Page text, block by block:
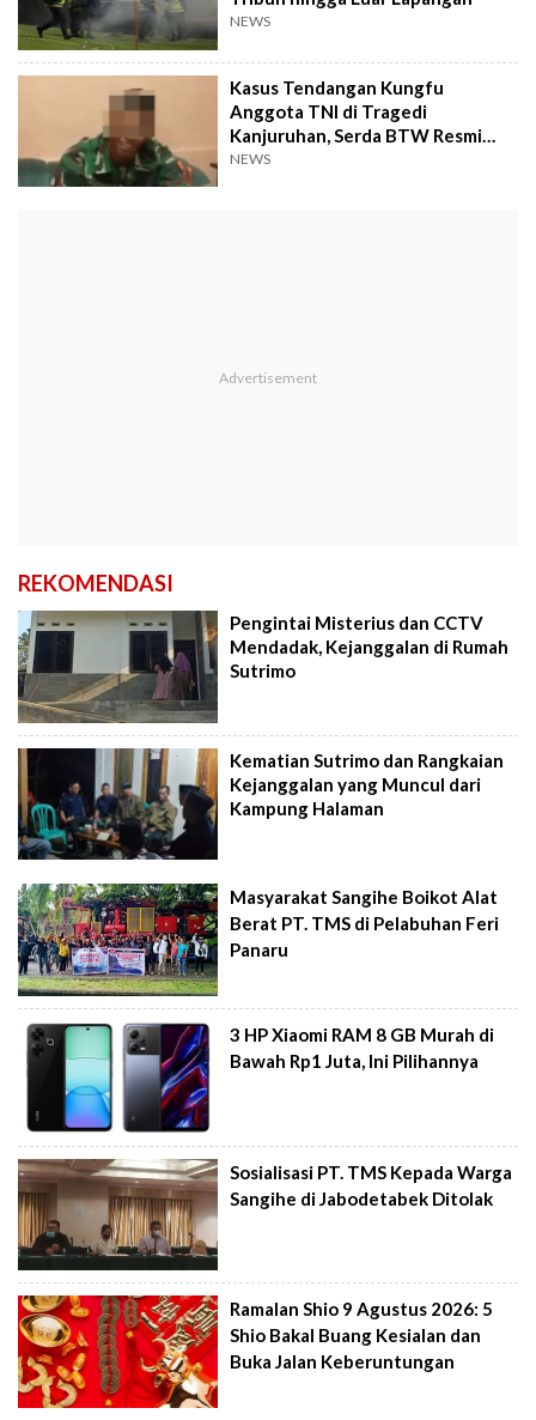
NEWS
Kasus Tendangan Kungfu
Anggota TNI di Tragedi
Kanjuruhan, Serda BTW Resmi
Tersangka!
NEWS
REKOMENDASI
Pengintai Misterius dan CCTV
Mendadak, Kejanggalan di Rumah
Sutrimo
Kematian Sutrimo dan Rangkaian
Kejanggalan yang Muncul dari
Kampung Halaman
Masyarakat Sangihe Boikot Alat
Berat PT. TMS di Pelabuhan Feri
Panaru
3 HP Xiaomi RAM 8 GB Murah di
Bawah Rp1 Juta, Ini Pilihannya
Sosialisasi PT. TMS Kepada Warga
Sangihe di Jabodetabek Ditolak
Ramalan Shio 9 Agustus 2026: 5
Shio Bakal Buang Kesialan dan
Buka Jalan Keberuntungan